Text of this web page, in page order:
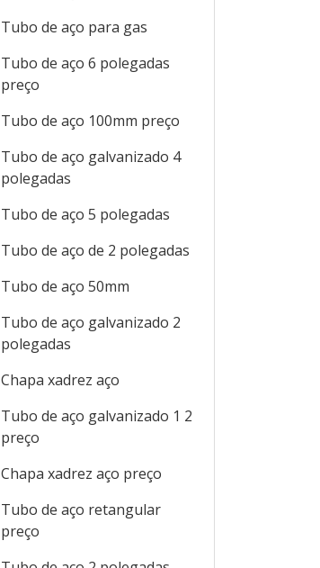
Tubo de aço para gas
Tubo de aço 6 polegadas
preço
Tubo de aço 100mm preço
Tubo de aço galvanizado 4
polegadas
Tubo de aço 5 polegadas
Tubo de aço de 2 polegadas
Tubo de aço 50mm
Tubo de aço galvanizado 2
polegadas
Chapa xadrez aço
Tubo de aço galvanizado 1 2
preço
Chapa xadrez aço preço
Tubo de aço retangular
preço